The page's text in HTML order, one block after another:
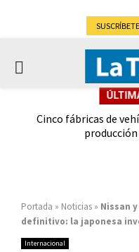
SUSCRÍBETE
PRIMARY
Cinco fábricas de
producción
Portada » Noticias » Nissan
definitivo: la japonesa
Internacional